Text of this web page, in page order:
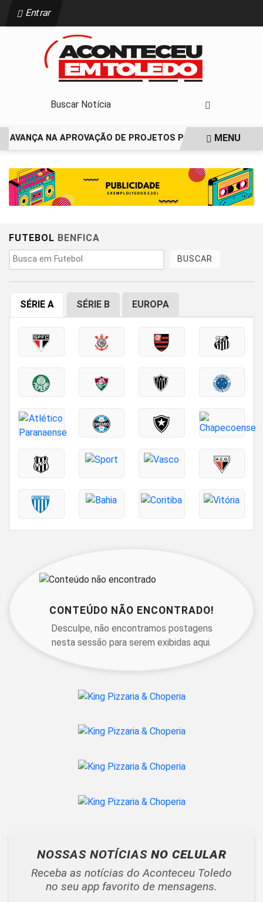
Entrar
AVANÇA NA APROVAÇÃO DE PROJETOS PARA PROTEÇÃO
MENU
FUTEBOL BENFICA
BUSCAR
SÉRIE A SÉRIE B EUROPA
CONTEÚDO NÃO ENCONTRADO!
Desculpe, não encontramos postagens
nesta sessão para serem exibidas aqui.
NOSSAS NOTÍCIAS NO CELULAR
Receba as notícias do Aconteceu Toledo
no seu app favorito de mensagens.